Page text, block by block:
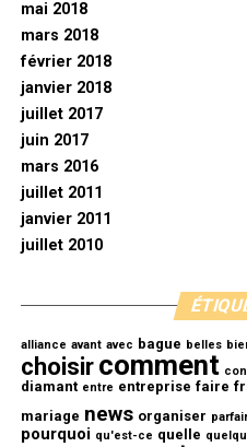
mai 2018
mars 2018
février 2018
janvier 2018
juillet 2017
juin 2017
mars 2016
juillet 2011
janvier 2011
juillet 2010
alliance avant avec bague belles
choisir comment
diamant entre entreprise faire
mariage news organiser
pourquoi qu'est-ce quelle